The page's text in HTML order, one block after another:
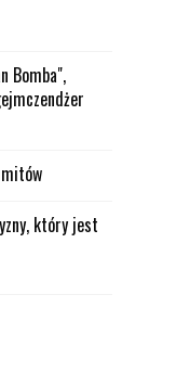
Bomba",
który jest